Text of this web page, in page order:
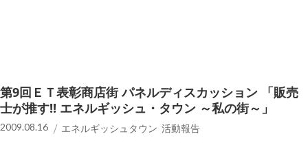
第9回ＥＴ表彰商店街 パネルディスカッション 「販売
士が推す!! エネルギッシュ・タウン ～私の街～」
2009.08.16 エネルギッシュタウン 活動報告